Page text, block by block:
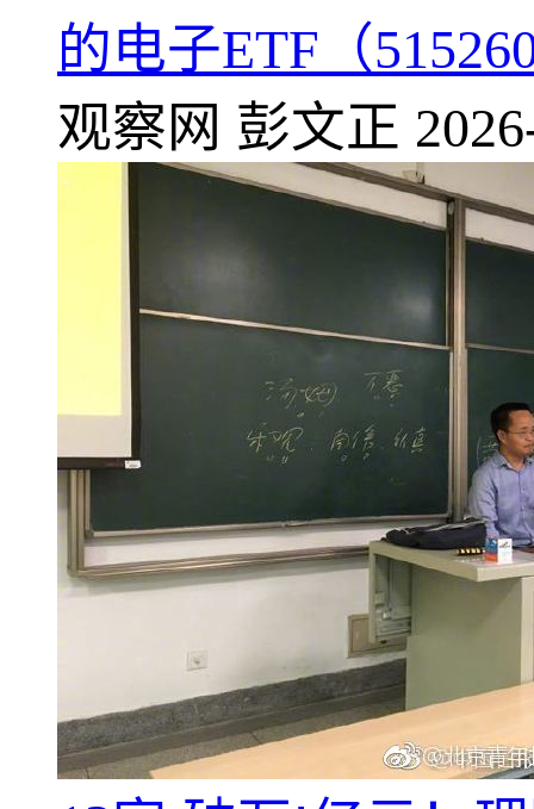
的电子ETF（
观察网 彭文正